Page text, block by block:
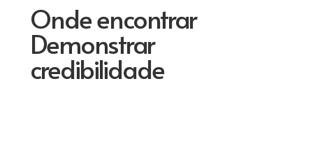
Onde encontrar
Demonstrar
credibilidade